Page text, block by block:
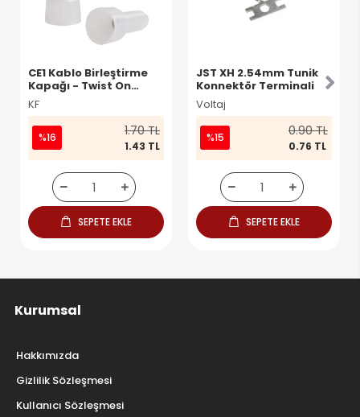
CE1 Kablo Birleştirme
Kapağı - Twist On
Konnektör
KF
%16 1.70 TL
1.43 TL
SEPETE EKLE
JST XH 2.54mm Tunik
Konnektör Terminali
Voltaj
%15 0.90 TL
0.76 TL
SEPETE EKLE
Kurumsal
Hakkımızda
Gizlilik Sözleşmesi
Kullanıcı Sözleşmesi